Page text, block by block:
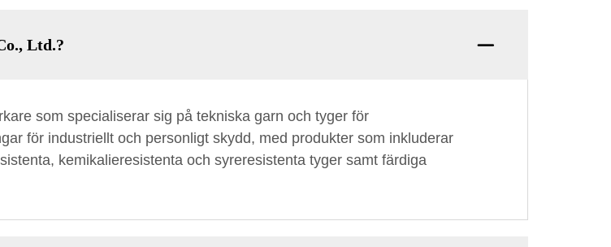
Ltd.?
som specialiserar sig på tekniska garn och tyger för
för industriellt och personligt skydd, med produkter som inkluderar
kemikalieresistenta och syreresistenta tyger samt färdiga